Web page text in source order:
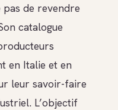
pas de revendre
catalogue
en Italie et en
leur savoir-faire
L’objectif